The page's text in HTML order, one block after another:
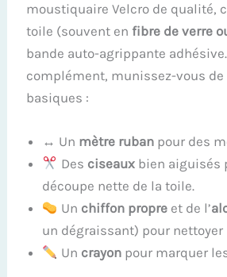
moustiquaire Velcro de qualité,
toile (souvent en fibre de verre
bande auto-agrippante
complément, munissez-vous
basiques :
↔️ Un mètre ruban pour des
Des ciseauxbien aiguisés
découpe nette de la toile.
Un chiffon propreet de l’
un dégraissant) pour nettoyer
Un crayonpour marquer